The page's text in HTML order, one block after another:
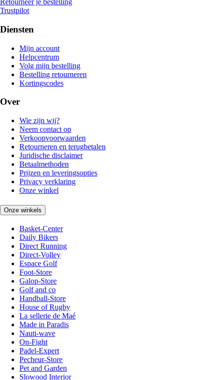
Retourneer je bestelling
Trustpilot
Diensten
Mijn account
Helpcentrum
Volg mijn bestelling
Bestelling retourneren
Kortingscodes
Over
Wie zijn wij?
Neem contact op
Verkoopvoorwaarden
Retourneren en terugbetalen
Juridische disclaimer
Betaalmethoden
Prijzen en leveringsopties
Privacy verklaring
Onze winkel
Onze winkels
Basket-Center
Daily Bikers
Direct Running
Direct-Volley
Espace Golf
Foot-Store
Galop-Store
Golf and co
Handball-Store
House of Rugby
La sellerie de Maé
Made in Paradis
Nauti-wave
On-Fight
Padel-Expert
Pecheur-Store
Pet and Garden
Slowood Interior